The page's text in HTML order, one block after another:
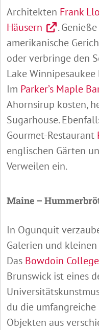
Architekten Frank
Häusern
.
amerikanische
oder verbringe den
Lake
Im Parker’s Maple
Ahornsirup kosten,
Sugarhouse.
Gourmet-Restaurant
englischen Gärten
Verweilen ein.
Maine –
In Ogunquit
Galerien und
Das Bowdoin
Brunswick ist eines
du die
Objekten aus